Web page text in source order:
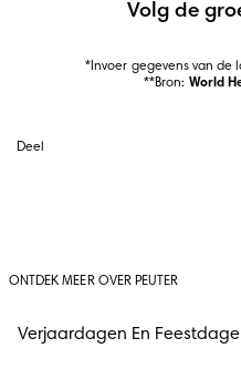
Volg de
*Invoer gegevens van de
**Bron: World
Deel
ONTDEK MEER OVER PEUTER
Verjaardagen En